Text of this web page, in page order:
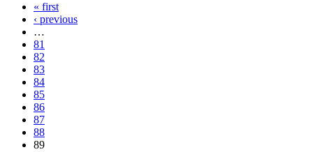
« first
‹ previous
…
81
82
83
84
85
86
87
88
89